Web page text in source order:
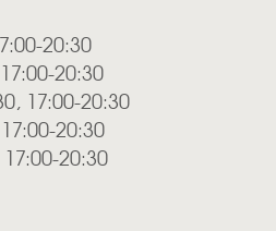
20:30
20:30
17:00-20:30
20:30
20:30